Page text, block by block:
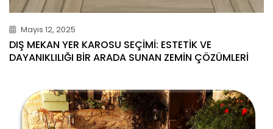
Mayıs 12, 2025
DIŞ MEKAN YER KAROSU SEÇIMI: ESTETIK VE
DAYANIKLILIĞI BIR ARADA SUNAN ZEMIN ÇÖZÜMLERI